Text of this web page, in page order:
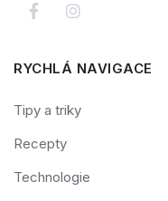
RYCHLÁ NAVIGACE
Tipy a triky
Recepty
Technologie